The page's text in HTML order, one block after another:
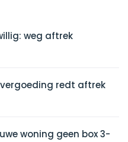
weg aftrek
redt aftrek
woning geen box 3-